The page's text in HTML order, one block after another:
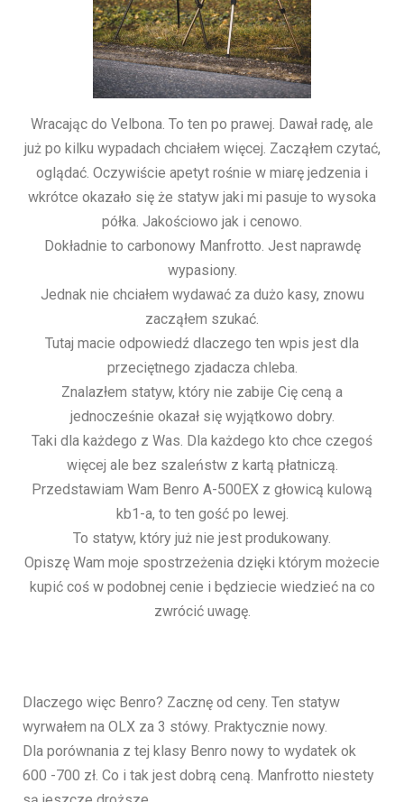
Wracając do Velbona. To ten po prawej. Dawał radę, ale
już po kilku wypadach chciałem więcej. Zacząłem czytać,
oglądać. Oczywiście apetyt rośnie w miarę jedzenia i
wkrótce okazało się że statyw jaki mi pasuje to wysoka
półka. Jakościowo jak i cenowo.
Dokładnie to carbonowy Manfrotto. Jest naprawdę
wypasiony.
Jednak nie chciałem wydawać za dużo kasy, znowu
zacząłem szukać.
Tutaj macie odpowiedź dlaczego ten wpis jest dla
przeciętnego zjadacza chleba.
Znalazłem statyw, który nie zabije Cię ceną a
jednocześnie okazał się wyjątkowo dobry.
Taki dla każdego z Was. Dla każdego kto chce czegoś
więcej ale bez szaleństw z kartą płatniczą.
Przedstawiam Wam Benro A-500EX z głowicą kulową
kb1-a, to ten gość po lewej.
To statyw, który już nie jest produkowany.
Opiszę Wam moje spostrzeżenia dzięki którym możecie
kupić coś w podobnej cenie i będziecie wiedzieć na co
zwrócić uwagę.
Dlaczego więc Benro? Zacznę od ceny. Ten statyw
wyrwałem na OLX za 3 stówy. Praktycznie nowy.
Dla porównania z tej klasy Benro nowy to wydatek ok
600 -700 zł. Co i tak jest dobrą ceną. Manfrotto niestety